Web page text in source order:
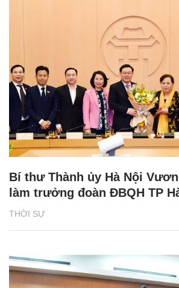
THỜI SỰ
Bí thư Thành ủy Hà Nội
làm trưởng đoàn ĐBQH TP